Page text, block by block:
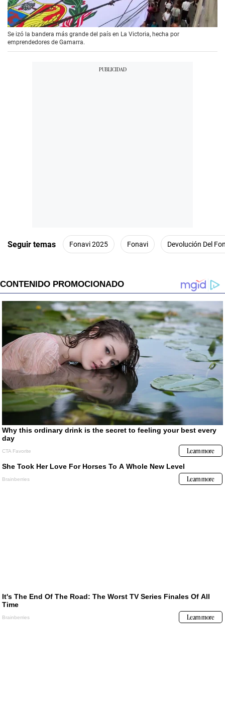
00:00/00:49
Se izó la bandera más grande del país en La Victoria, hecha por
emprendedores de Gamarra.
Seguir temas Fonavi 2025 Fonavi Devolución Del